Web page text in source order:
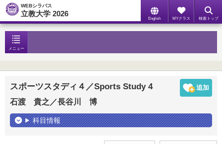
WEBシラバス
立教大学 2026
English MYクラス 検索トップ
メニュー
スポーツスタディ４／Sports Study 4
石渡 貴之／長谷川 博
科目情報